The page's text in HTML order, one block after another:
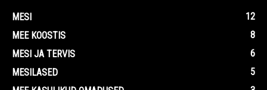
MESI
12
MEE KOOSTIS
8
MESI JA TERVIS
6
MESILASED
5